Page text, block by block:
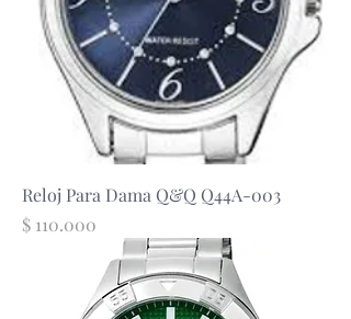
Reloj Para Dama Q&Q Q44A-003
Precio
$ 110.000